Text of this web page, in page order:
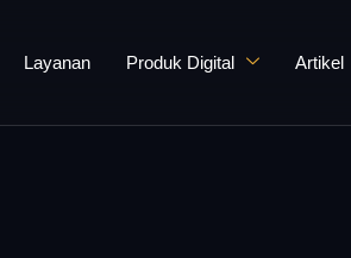
Layanan Produk Digital Artikel